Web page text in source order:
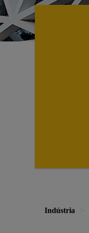
Indústria